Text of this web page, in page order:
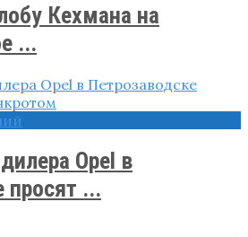
Кехмана на
...
Opel в
просят ...